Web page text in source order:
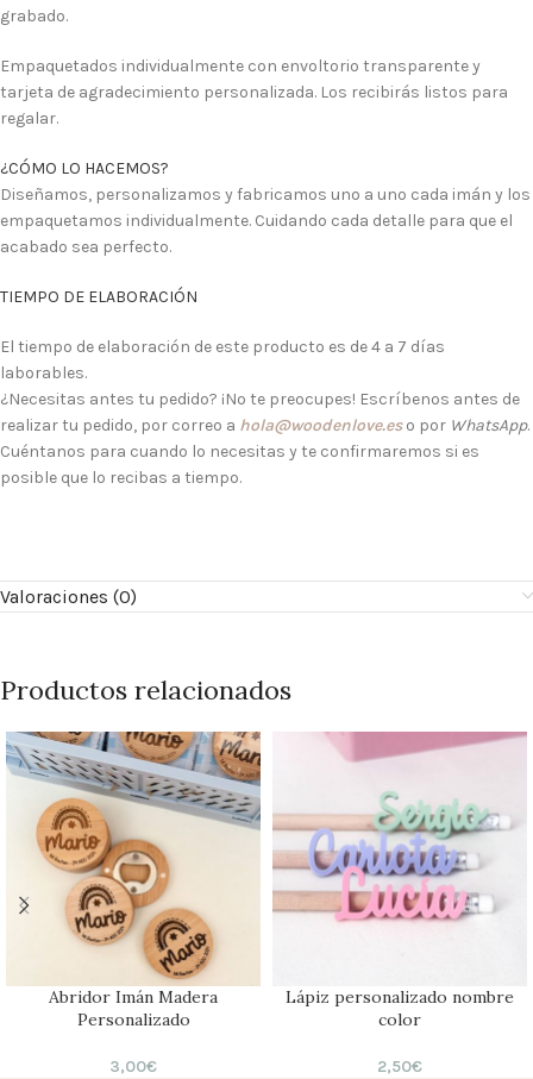
grabado.
Empaquetados individualmente con envoltorio transparente y
tarjeta de agradecimiento personalizada. Los recibirás listos para
regalar.
¿CÓMO LO HACEMOS?
Diseñamos, personalizamos y fabricamos uno a uno cada imán y los
empaquetamos individualmente. Cuidando cada detalle para que el
acabado sea perfecto.
TIEMPO DE ELABORACIÓN
El tiempo de elaboración de este producto es de 4 a 7 días
laborables.
¿Necesitas antes tu pedido? ¡No te preocupes! Escríbenos antes de
realizar tu pedido, por correo a hola@woodenlove.eso por WhatsApp.
Cuéntanos para cuando lo necesitas y te confirmaremos si es
posible que lo recibas a tiempo.
Valoraciones (0)
Productos relacionados
Abridor Imán Madera
Personalizado
3,00€
Lápiz personalizado nombre
color
2,50€